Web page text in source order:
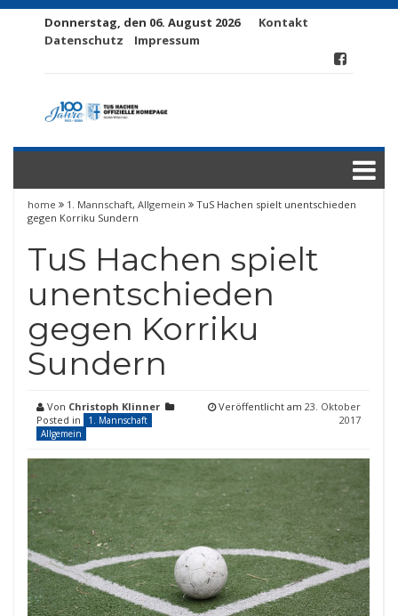
Donnerstag, den 06. August 2026
Kontakt
Datenschutz
Impressum
home 1. Mannschaft, Allgemein
TuS Hachen spielt unentschieden
gegen Korriku Sundern
TuS Hachen spielt
unentschieden
gegen Korriku
Sundern
Von Christoph Klinner
Posted in
1. Mannschaft
Allgemein
Veröffentlicht am 23. Oktober
2017